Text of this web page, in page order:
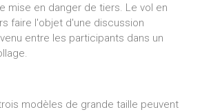
mise en danger de tiers. Le vol en
faire l'objet d'une discussion
entre les participants dans un
modèles de grande taille peuvent